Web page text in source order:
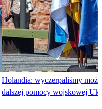
Holandia: wyczerpaliśmy
dalszej pomocy wojskowej